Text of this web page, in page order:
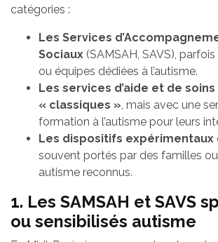
catégories :
Les Services
Sociaux (SAMSAH, SAVS),
ou équipes dédiées à l’autisme.
Les services d’aide et de
« classiques », mais avec une
formation à l’autisme pour leurs
Les dispositifs expérimentaux
souvent portés par des familles
autisme reconnus.
1. Les SAMSAH et SAVS
ou sensibilisés autisme